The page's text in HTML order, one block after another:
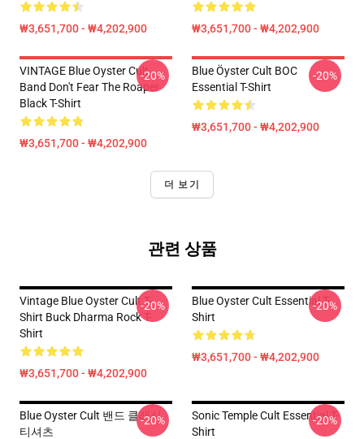
₩3,651,700 - ₩4,202,900 ₩3,651,700 - ₩4,202,900
VINTAGE Blue Oyster Cult
Band Don't Fear The Roaper
Black T-Shirt
₩3,651,700 - ₩4,202,900
-20%
Blue Öyster Cult BOC
Essential T-Shirt
₩3,651,700 - ₩4,202,900
-20%
더 보기
관련 상품
Vintage Blue Oyster Cult T-
Shirt Buck Dharma Rock T-
Shirt
₩3,651,700 - ₩4,202,900
-20%
Blue Oyster Cult Essential T-
Shirt
₩3,651,700 - ₩4,202,900
-20%
Blue Oyster Cult 밴드 클래식
티셔츠
-20%
Sonic Temple Cult Essential T-
Shirt
-20%